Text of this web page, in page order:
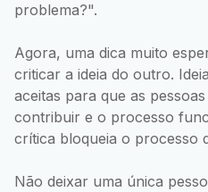
problema?".
Agora, uma dica muito
criticar a ideia do outro.
aceitas para que as
contribuir e o processo
crítica bloqueia o processo
Não deixar uma única